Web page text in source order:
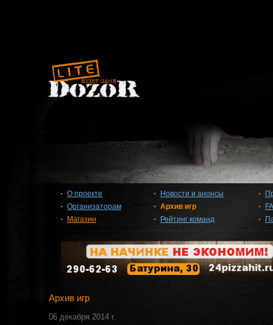
О проекте
Организаторам
Магазин
Новости и анонсы
Архив игр
Рейтинг команд
Архив игр
06 декабря 2014 г.